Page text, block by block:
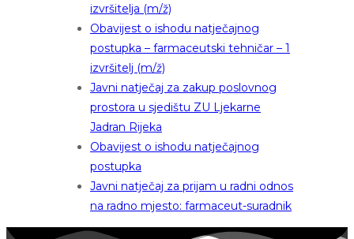
izvršitelja (m/ž)
Obavijest o ishodu natječajnog
postupka – farmaceutski tehničar – 1
izvršitelj (m/ž)
Javni natječaj za zakup poslovnog
prostora u sjedištu ZU Ljekarne
Jadran Rijeka
Obavijest o ishodu natječajnog
postupka
Javni natječaj za prijam u radni odnos
na radno mjesto: farmaceut-suradnik